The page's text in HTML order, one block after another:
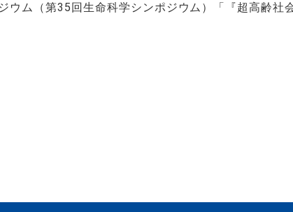
ウム（第35回生命科学シンポジウム）「『超高齢